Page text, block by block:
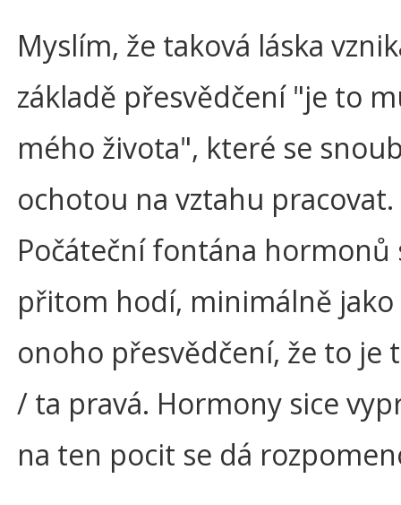
Myslím, že taková láska
základě přesvědčení "je to
mého života", které se
ochotou na vztahu pracovat.
Počáteční fontána hormonů
přitom hodí, minimálně
onoho přesvědčení, že to je
/ ta pravá. Hormony sice
na ten pocit se dá